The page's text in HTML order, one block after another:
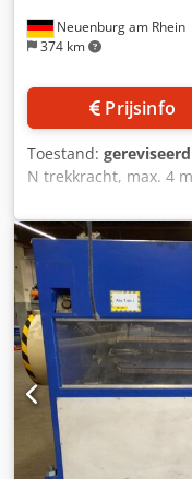
Neuenburg am Rhein
374 km
Prijsinfo
Toestand:
N trekkracht, max. 4
1600 mm